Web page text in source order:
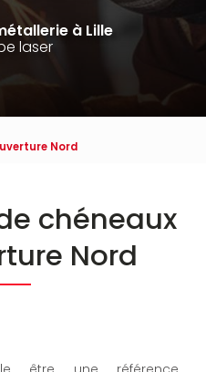
à Lille
laser
Nord
chéneaux
Nord